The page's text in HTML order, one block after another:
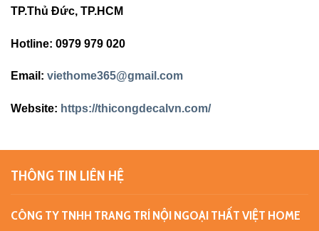
TP.Thủ Đức, TP.HCM
Hotline: 0979 979 020
Email: viethome365@gmail.com
Website: https://thicongdecalvn.com/
THÔNG TIN LIÊN HỆ
CÔNG TY TNHH TRANG TRÍ NỘI NGOẠI THẤT VIỆT HOME